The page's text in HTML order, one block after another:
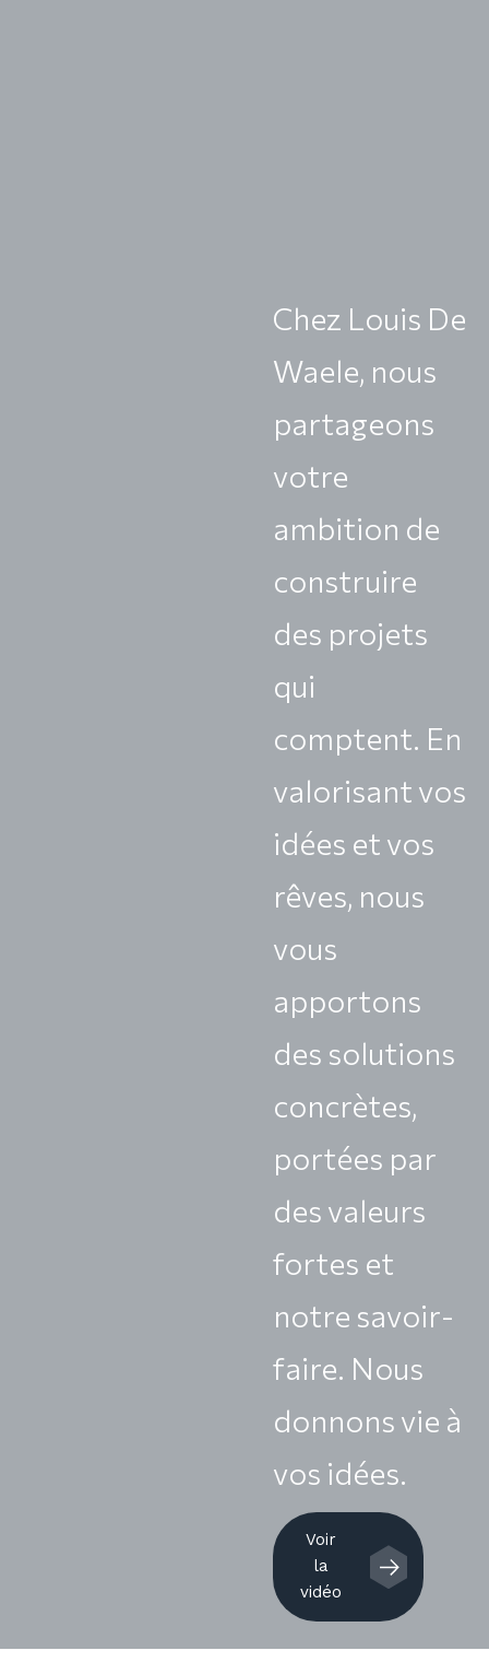
Chez Louis De
Waele, nous
partageons
votre
ambition de
construire
des projets
qui
comptent. En
valorisant vos
idées et vos
rêves, nous
vous
apportons
des solutions
concrètes,
portées par
des valeurs
fortes et
notre savoir-
faire. Nous
donnons vie à
vos idées.
Voir
la
vidéo